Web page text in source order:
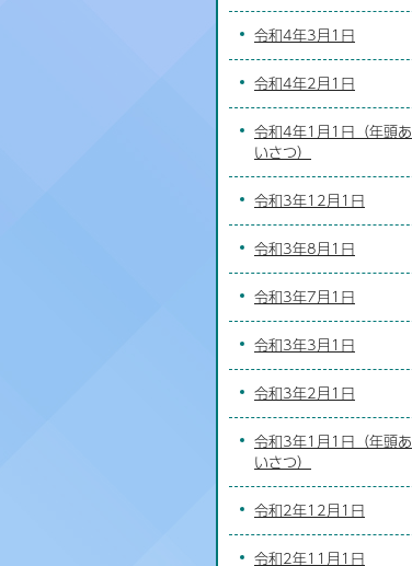
令和4年3月1日
令和4年2月1日
令和4年1月1日（年頭あ
いさつ）
令和3年12月1日
令和3年8月1日
令和3年7月1日
令和3年3月1日
令和3年2月1日
令和3年1月1日（年頭あ
いさつ）
令和2年12月1日
令和2年11月1日